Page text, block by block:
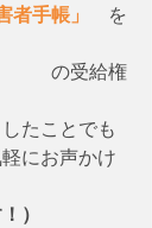
者手帳」
を
給権
ことでも
にお声かけ
）